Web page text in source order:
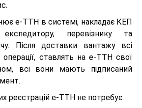
е-ТТН в системі, накладає КЕП
перевізнику та
Після доставки вантажу всі
операції, ставлять на е-ТТН свої
всі вони мають підписаний
реєстрацій е-ТТН не потребує.